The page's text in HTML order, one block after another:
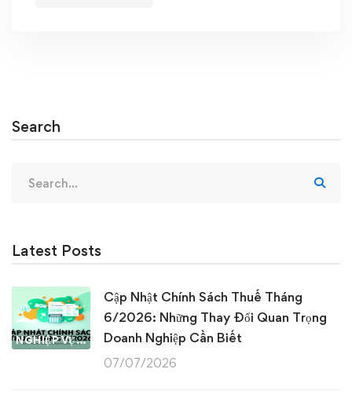
Search
for:
Latest Posts
NGHIỆP VỤ KẾ TOÁN & THUẾ
Cập Nhật Chính Sách Thuế Tháng
6/2026: Những Thay Đổi Quan Trọng
Doanh Nghiệp Cần Biết
07/07/2026